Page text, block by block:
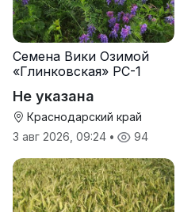
Семена Вики Озимой
«Глинковская» РС-1
Не указана
Краснодарский край
3 авг 2026, 09:24 • 94